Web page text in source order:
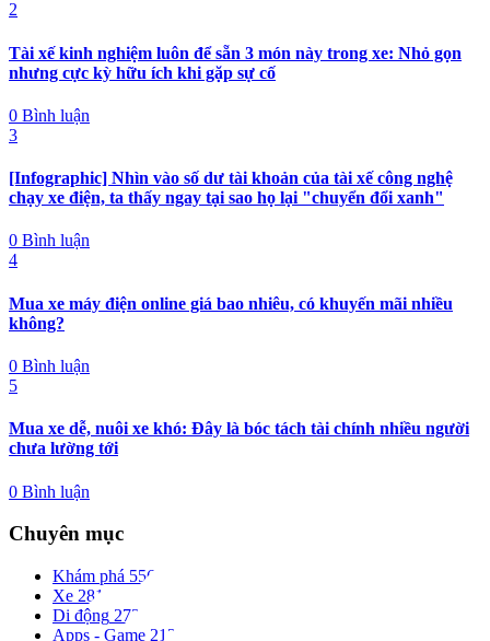
2
Tài xế kinh nghiệm luôn để sẵn 3 món này trong xe: Nhỏ gọn
nhưng cực kỳ hữu ích khi gặp sự cố
0 Bình luận
3
[Infographic] Nhìn vào số dư tài khoản của tài xế công nghệ
chạy xe điện, ta thấy ngay tại sao họ lại "chuyển đổi xanh"
0 Bình luận
4
Mua xe máy điện online giá bao nhiêu, có khuyến mãi nhiều
không?
0 Bình luận
5
Mua xe dễ, nuôi xe khó: Đây là bóc tách tài chính nhiều người
chưa lường tới
0 Bình luận
Chuyên mục
Khám phá 556
Xe 281
Di động 273
Apps - Game 212